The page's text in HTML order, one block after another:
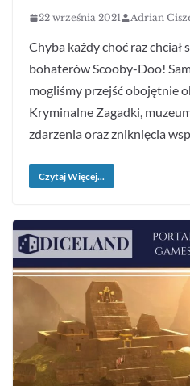
22 września 2021 Adrian
Chyba każdy choć raz chciał
bohaterów Scooby-Doo!
mogliśmy przejść obojętnie
Kryminalne Zagadki,
zdarzenia oraz zniknięcia
Czytaj Więcej...